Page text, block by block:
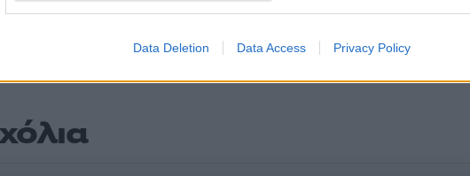
Data Deletion Data Access Privacy Policy